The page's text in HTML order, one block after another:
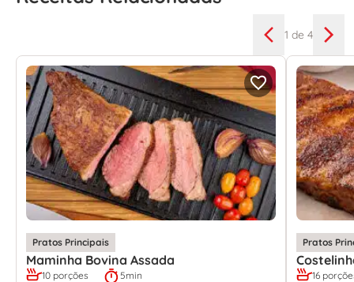
1 de 4
Pratos Principais
Maminha Bovina Assada
10 porções 5min
Pratos
16